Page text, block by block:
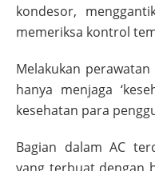
kondesor,
memeriksa kontrol
Melakukan
hanya menjaga
kesehatan para
Bagian dalam AC